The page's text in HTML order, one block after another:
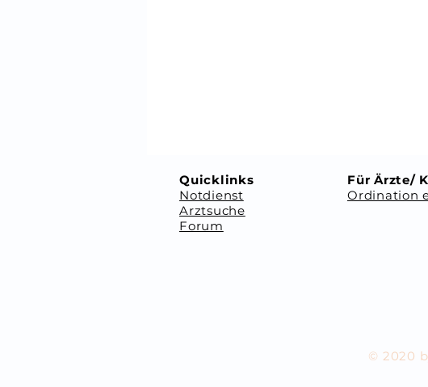
Quicklinks
Notdienst
Arztsuche
Forum
Für Ärzte/
Ordination
© 2020